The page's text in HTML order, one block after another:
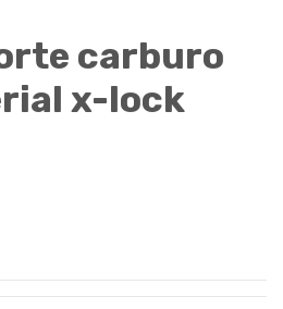
carburo
x-lock